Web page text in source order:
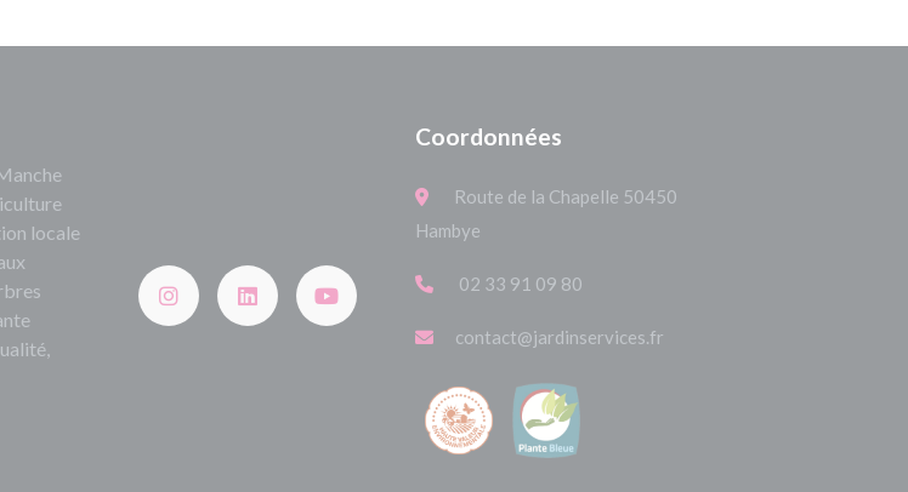
locale
Coordonnées
Route de la Chapelle 50450
Hambye
02 33 91 09 80
contact@jardinservices.fr